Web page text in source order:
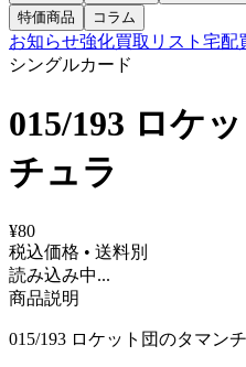
特価商品
コラム
お知らせ強化買取リスト 宅配
シングルカード
015/193 ロケ
チュラ
¥80
税込価格 • 送料別
読み込み中...
商品説明
015/193 ロケット団のタマン